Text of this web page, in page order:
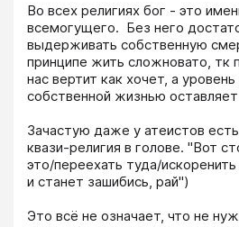
Во всех религиях бог - это
всемогущего.  Без него
выдерживать собственную
принципе жить сложновато, тк
нас вертит как хочет, а
собственной жизнью
Зачастую даже у атеистов
квази-религия в голове. "Вот
это/переехать туда/
и станет зашибись, рай")
Это всё не означает, что не